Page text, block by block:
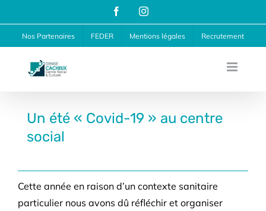
au
contenu
FacebookInstagram
Nos Partenaires FEDER Mentions légales Recrutement
Un été « Covid-19 » au centre
social
Cette année en raison d’un contexte sanitaire
particulier nous avons dû réfléchir et organiser